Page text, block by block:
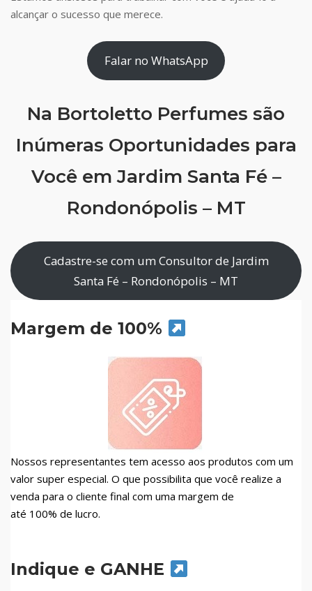
alcançar o sucesso que merece.
Falar no WhatsApp
Na Bortoletto Perfumes são
Inúmeras Oportunidades para
Você em Jardim Santa Fé –
Rondonópolis – MT
Cadastre-se com um Consultor de Jardim
Santa Fé – Rondonópolis – MT
Margem de 100%
Nossos representantes tem acesso aos produtos com um
valor super especial. O que possibilita que você realize a
venda para o cliente final com uma margem de
até 100% de lucro.
Indique e GANHE